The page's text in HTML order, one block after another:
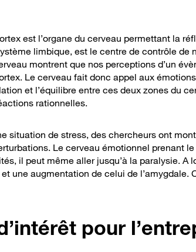
est l’organe du cerveau permettant la
limbique, est le centre de contrôle
montrent que nos perceptions d’un
Le cerveau fait donc appel aux
et l’équilibre entre ces deux zones du
rationnelles.
situation de stress, des chercheurs ont
Le cerveau émotionnel prenant
il peut même aller jusqu’à la paralysie.
une augmentation de celui de l’amygdale.
pour